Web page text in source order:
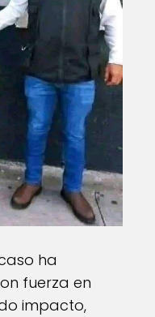
ha
fuerza en
impacto,